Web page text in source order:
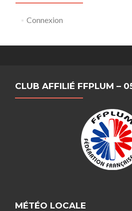
Connexion
CLUB AFFILIÉ FFPLUM –
MÉTÉO LOCALE